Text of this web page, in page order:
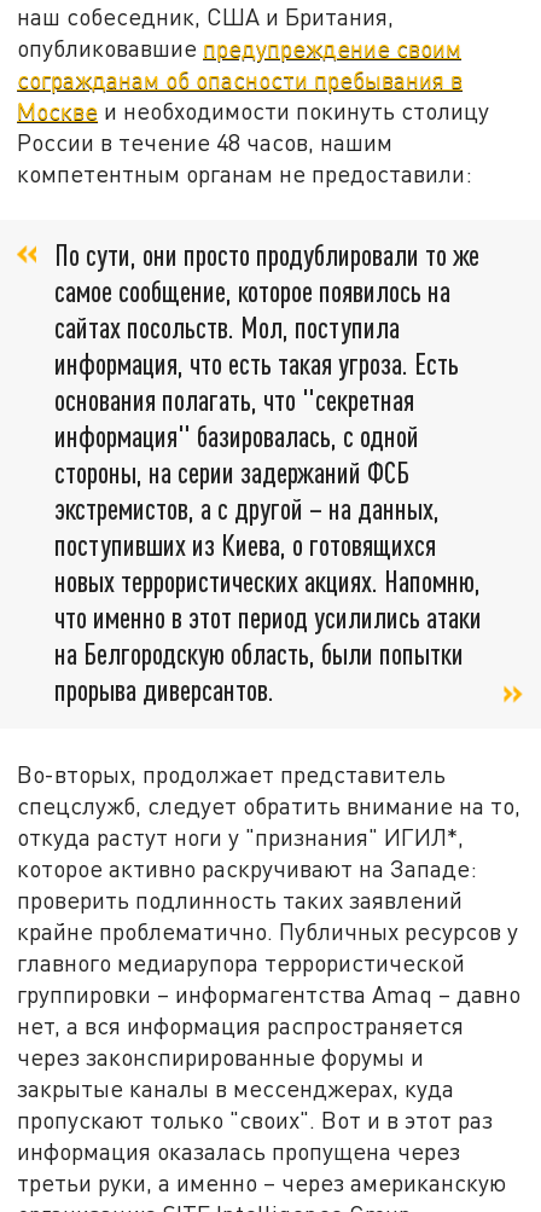
наш собеседник, США и Британия,
опубликовавшие предупреждение своим
согражданам об опасности пребывания в
Москве и необходимости покинуть столицу
России в течение 48 часов, нашим
компетентным органам не предоставили:
По сути, они просто продублировали то же
самое сообщение, которое появилось на
сайтах посольств. Мол, поступила
информация, что есть такая угроза. Есть
основания полагать, что "секретная
информация" базировалась, с одной
стороны, на серии задержаний ФСБ
экстремистов, а с другой – на данных,
поступивших из Киева, о готовящихся
новых террористических акциях. Напомню,
что именно в этот период усилились атаки
на Белгородскую область, были попытки
прорыва диверсантов.
Во-вторых, продолжает представитель
спецслужб, следует обратить внимание на то,
откуда растут ноги у "признания" ИГИЛ*,
которое активно раскручивают на Западе:
проверить подлинность таких заявлений
крайне проблематично. Публичных ресурсов у
главного медиарупора террористической
группировки – информагентства Amaq – давно
нет, а вся информация распространяется
через законспирированные форумы и
закрытые каналы в мессенджерах, куда
пропускают только "своих". Вот и в этот раз
информация оказалась пропущена через
третьи руки, а именно – через американскую